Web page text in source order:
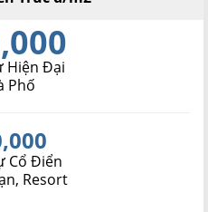
Hiện Đại
Phố
Cổ Điển
Resort